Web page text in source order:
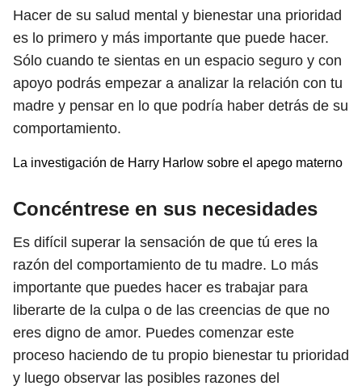
Hacer de su salud mental y bienestar una prioridad
es lo primero y más importante que puede hacer.
Sólo cuando te sientas en un espacio seguro y con
apoyo podrás empezar a analizar la relación con tu
madre y pensar en lo que podría haber detrás de su
comportamiento.
La investigación de Harry Harlow sobre el apego materno
Concéntrese en sus necesidades
Es difícil superar la sensación de que tú eres la
razón del comportamiento de tu madre. Lo más
importante que puedes hacer es trabajar para
liberarte de la culpa o de las creencias de que no
eres digno de amor. Puedes comenzar este
proceso haciendo de tu propio bienestar tu prioridad
y luego observar las posibles razones del